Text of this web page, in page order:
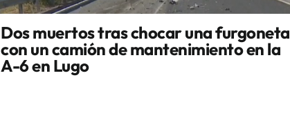
Dos muertos tras chocar una furgoneta
con un camión de mantenimiento en la
A-6 en Lugo